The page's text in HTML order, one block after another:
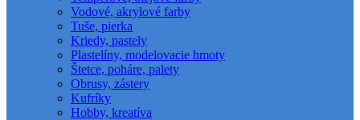
Vodové, akrylové farby
Tuše, pierka
Kriedy, pastely
Plastelíny, modelovacie hmoty
Štetce, poháre, palety
Obrusy, zástery
Kufríky
Hobby, kreatíva